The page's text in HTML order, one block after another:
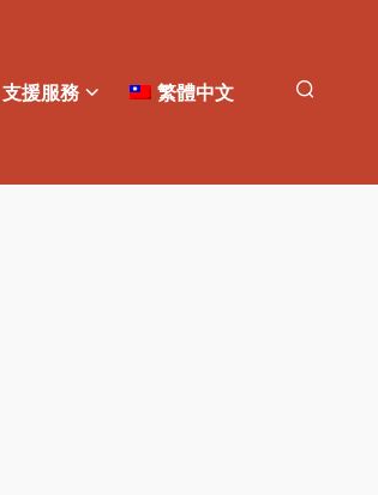
支援服務 繁體中文